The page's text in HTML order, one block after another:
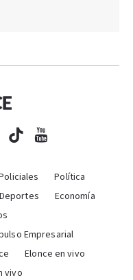
Política
Deportes
Economía
Empresarial
Elonce en vivo
vivo